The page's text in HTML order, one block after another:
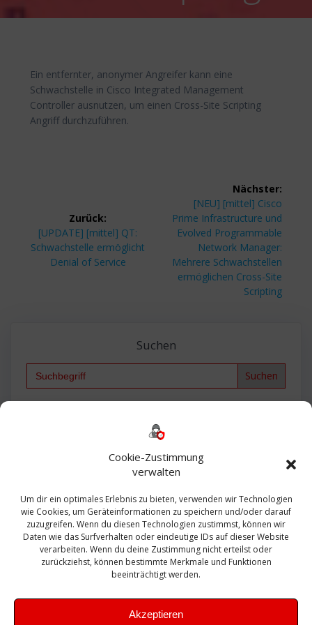
Cookie-Zustimmung
verwalten
Um dir ein optimales Erlebnis zu bieten, verwenden wir Technologien
wie Cookies, um Geräteinformationen zu speichern und/oder darauf
zuzugreifen. Wenn du diesen Technologien zustimmst, können wir
Daten wie das Surfverhalten oder eindeutige IDs auf dieser Website
verarbeiten. Wenn du deine Zustimmung nicht erteilst oder
zurückziehst, können bestimmte Merkmale und Funktionen
beeinträchtigt werden.
Akzeptieren
Ein entfernter, anonymer Angreifer kann eine
Schwachstelle in Cisco Integrated Management
Controller ausnutzen, um einen Cross-Site Scripting
Angriff durchzuführen.
Zurück:
Vorheriger
Beitrag:
[UPDATE] [mittel] QT:
Schwachstelle ermöglicht
Denial of Service
Nächster:
Nächster
Beitrag:
[NEU] [mittel] Cisco
Prime Infrastructure und
Evolved Programmable
Network Manager:
Mehrere Schwachstellen
ermöglichen Cross-Site
Scripting
Suchen
Search
Bautagebuch
Exchange firewall Fritzbox
Microsoft
Sanierung SBS Security Server Sicherheit
Sicherung SIEM Sophos SSL Ubuntu
Update Upgrade UTM VCenter VCSA Veeam
VMWare VPN WAZUH Windows
Zertifikat